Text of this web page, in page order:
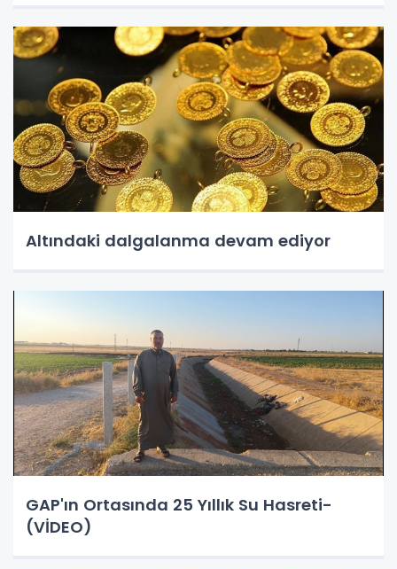
Altındaki dalgalanma devam ediyor
GAP'ın Ortasında 25 Yıllık Su Hasreti-
(VİDEO)